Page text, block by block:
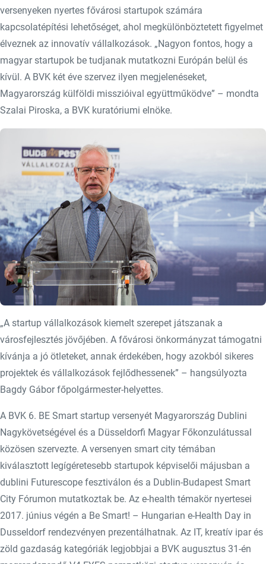
versenyeken nyertes fővárosi startupok számára
kapcsolatépítési lehetőséget, ahol megkülönböztetett figyelmet
élveznek az innovatív vállalkozások. „Nagyon fontos, hogy a
magyar startupok be tudjanak mutatkozni Európán belül és
kívül. A BVK két éve szervez ilyen megjelenéseket,
Magyarország külföldi misszióival együttműködve” – mondta
Szalai Piroska, a BVK kuratóriumi elnöke.
„A startup vállalkozások kiemelt szerepet játszanak a
városfejlesztés jövőjében. A fővárosi önkormányzat támogatni
kívánja a jó ötleteket, annak érdekében, hogy azokból sikeres
projektek és vállalkozások fejlődhessenek” – hangsúlyozta
Bagdy Gábor főpolgármester-helyettes.
A BVK 6. BE Smart startup versenyét Magyarország Dublini
Nagykövetségével és a Düsseldorfi Magyar Főkonzulátussal
közösen szervezte. A versenyen smart city témában
kiválasztott legígéretesebb startupok képviselői májusban a
dublini Futurescope fesztiválon és a Dublin-Budapest Smart
City Fórumon mutatkoztak be. Az e-health témakör nyertesei
2017. június végén a Be Smart! – Hungarian e-Health Day in
Dusseldorf rendezvényen prezentálhatnak. Az IT, kreatív ipar és
zöld gazdaság kategóriák legjobbjai a BVK augusztus 31-én